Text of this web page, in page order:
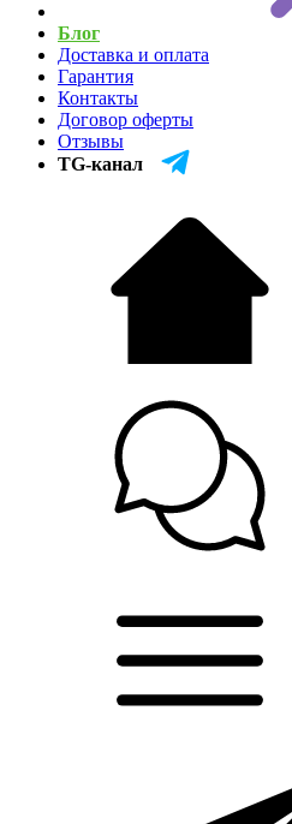
Блог
Доставка и оплата
Гарантия
Контакты
Договор оферты
Отзывы
TG-канал